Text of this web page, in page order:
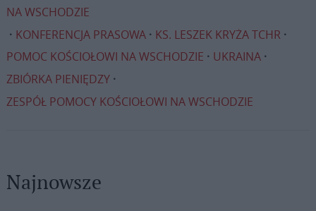
NA WSCHODZIE
KONFERENCJA PRASOWA
KS. LESZEK KRYŻA TCHR
POMOC KOŚCIOŁOWI NA WSCHODZIE
UKRAINA
ZBIÓRKA PIENIĘDZY
ZESPÓŁ POMOCY KOŚCIOŁOWI NA WSCHODZIE
Najnowsze